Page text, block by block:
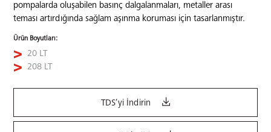
pompalarda oluşabilen basınç dalgalanmaları, metaller arası
teması artırdığında sağlam aşınma koruması için tasarlanmıştır.
Ürün Boyutları:
20 LT
208 LT
TDS’yi İndirin